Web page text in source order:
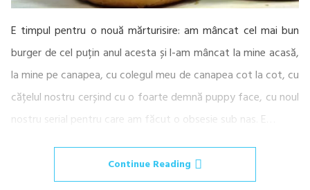
E timpul pentru o nouă mărturisire: am mâncat cel mai bun
burger de cel puțin anul acesta și l-am mâncat la mine acasă,
la mine pe canapea, cu colegul meu de canapea cot la cot, cu
cățelul nostru cerșind cu o foarte demnă puppy face, cu noul
nostru serial pentru care am făcut o obsesie sub nas. E…
Continue Reading